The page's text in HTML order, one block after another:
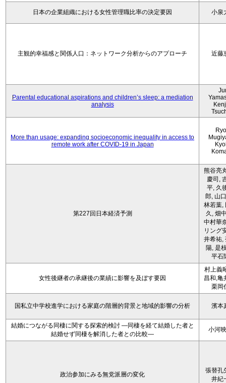
日本の企業組織における女性管理職比率の決定要因 小泉
主観的幸福感と関係人口：ネットワーク分析からのアプローチ 近藤
Parental educational aspirations and children’s sleep: a mediation
analysis
More than usage: expanding socioeconomic inequality in access to
remote work after COVID-19 in Japan
第227回日本経済予測
熊谷亮
慶司,
平, 久
郎, 山
林若葉,
久, 畑
中村華
リング
井希祐,
陽, 是
平石
女性後継者の承継後の業績に影響を及ぼす要因
村上義
昌和,亀
栗岡
国私立中学校進学における家庭の階層的背景と地域的影響の分析 濱本
結婚につながる同棲に関する探索的検討 ―同棲を経て結婚した者と
結婚せず同棲を解消した者との比較―
小河
政治参加にみる無党派層の変化
張替孔
井紀